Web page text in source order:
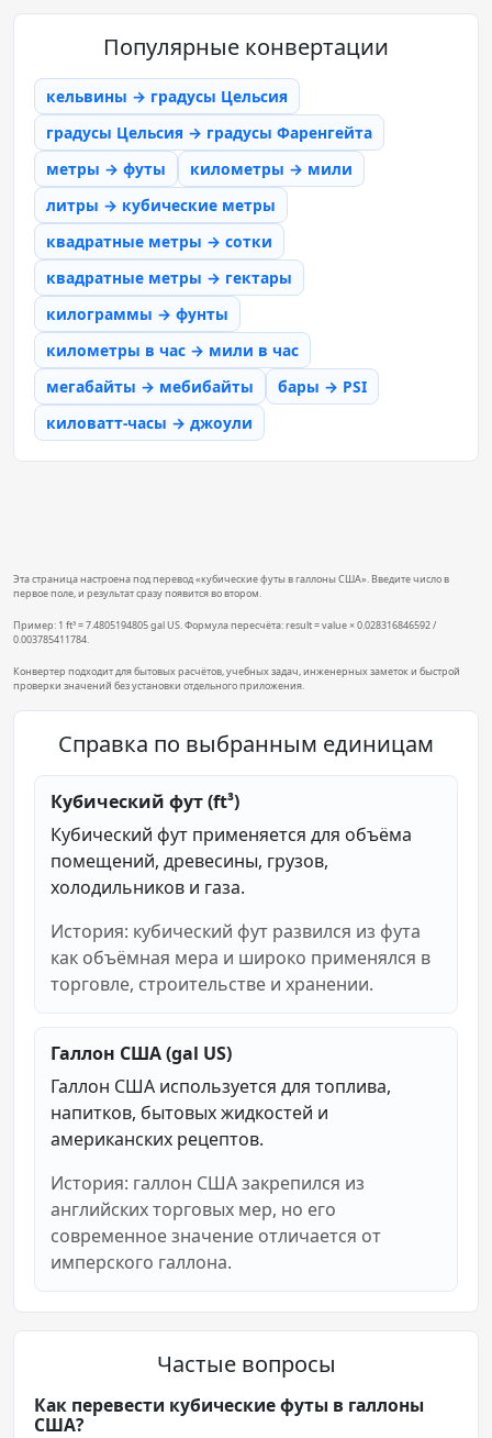
Популярные конвертации
кельвины → градусы Цельсия
градусы Цельсия → градусы Фаренгейта
метры → футы
километры → мили
литры → кубические метры
квадратные метры → сотки
квадратные метры → гектары
килограммы → фунты
километры в час → мили в час
мегабайты → мебибайты
бары → PSI
киловатт-часы → джоули
Эта страница настроена под перевод «кубические футы в галлоны США». Введите число в
первое поле, и результат сразу появится во втором.
Пример: 1 ft³ = 7.4805194805 gal US. Формула пересчёта: result = value × 0.028316846592 /
0.003785411784.
Конвертер подходит для бытовых расчётов, учебных задач, инженерных заметок и быстрой
проверки значений без установки отдельного приложения.
Справка по выбранным единицам
Кубический фут (ft³)
Кубический фут применяется для объёма
помещений, древесины, грузов,
холодильников и газа.
История: кубический фут развился из фута
как объёмная мера и широко применялся в
торговле, строительстве и хранении.
Галлон США (gal US)
Галлон США используется для топлива,
напитков, бытовых жидкостей и
американских рецептов.
История: галлон США закрепился из
английских торговых мер, но его
современное значение отличается от
имперского галлона.
Частые вопросы
Как перевести кубические футы в галлоны
США?